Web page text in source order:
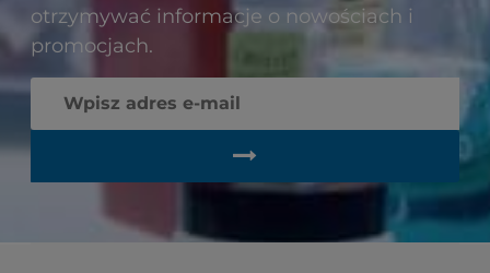
otrzymywać informacje o nowościach i
promocjach.